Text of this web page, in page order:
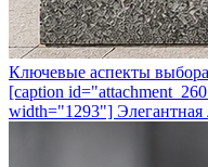
Ключевые аспекты
[caption
width="1293"] Элегантная